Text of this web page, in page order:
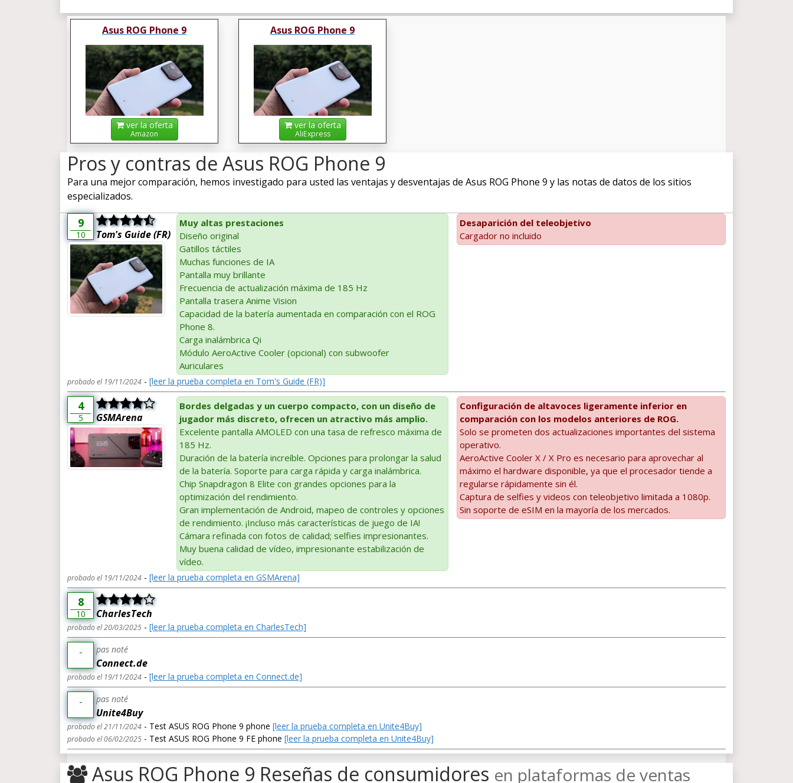
Asus ROG Phone 9
ver la oferta
Amazon
Asus ROG Phone 9
ver la oferta
AliExpress
Pros y contras de Asus ROG Phone 9
Para una mejor comparación, hemos investigado para usted las ventajas y desventajas de Asus ROG Phone 9 y las notas de datos de los sitios
especializados.
9
10 Tom's Guide (FR)
Muy altas prestaciones
Diseño original
Gatillos táctiles
Muchas funciones de IA
Pantalla muy brillante
Frecuencia de actualización máxima de 185 Hz
Pantalla trasera Anime Vision
Capacidad de la batería aumentada en comparación con el ROG
Phone 8.
Carga inalámbrica Qi
Módulo AeroActive Cooler (opcional) con subwoofer
Auriculares
Desaparición del teleobjetivo
Cargador no incluido
probado el 19/11/2024 - [leer la prueba completa en Tom's Guide (FR)]
4
5 GSMArena
Bordes delgadas y un cuerpo compacto, con un diseño de
jugador más discreto, ofrecen un atractivo más amplio.
Excelente pantalla AMOLED con una tasa de refresco máxima de
185 Hz.
Duración de la batería increíble. Opciones para prolongar la salud
de la batería. Soporte para carga rápida y carga inalámbrica.
Chip Snapdragon 8 Elite con grandes opciones para la
optimización del rendimiento.
Gran implementación de Android, mapeo de controles y opciones
de rendimiento. ¡Incluso más características de juego de IA!
Cámara refinada con fotos de calidad; selfies impresionantes.
Muy buena calidad de vídeo, impresionante estabilización de
vídeo.
Configuración de altavoces ligeramente inferior en
comparación con los modelos anteriores de ROG.
Solo se prometen dos actualizaciones importantes del sistema
operativo.
AeroActive Cooler X / X Pro es necesario para aprovechar al
máximo el hardware disponible, ya que el procesador tiende a
regularse rápidamente sin él.
Captura de selfies y videos con teleobjetivo limitada a 1080p.
Sin soporte de eSIM en la mayoría de los mercados.
probado el 19/11/2024 - [leer la prueba completa en GSMArena]
8
10 CharlesTech
probado el 20/03/2025 - [leer la prueba completa en CharlesTech]
- pas noté
Connect.de
probado el 19/11/2024 - [leer la prueba completa en Connect.de]
- pas noté
Unite4Buy
probado el 21/11/2024 - Test ASUS ROG Phone 9 phone [leer la prueba completa en Unite4Buy]
probado el 06/02/2025 - Test ASUS ROG Phone 9 FE phone [leer la prueba completa en Unite4Buy]
Asus ROG Phone 9 Reseñas de consumidores en plataformas de ventas